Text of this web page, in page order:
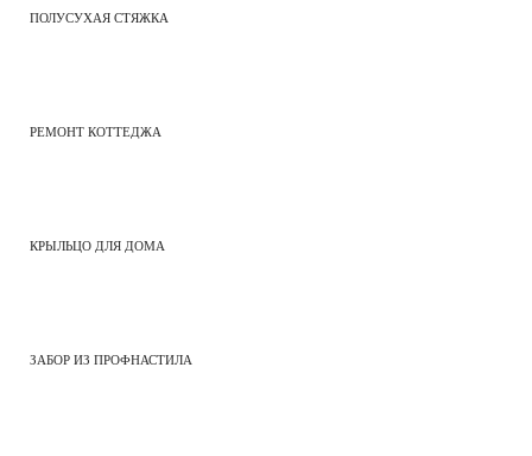
ПОЛУСУХАЯ СТЯЖКА
РЕМОНТ КОТТЕДЖА
КРЫЛЬЦО ДЛЯ ДОМА
ЗАБОР ИЗ ПРОФНАСТИЛА